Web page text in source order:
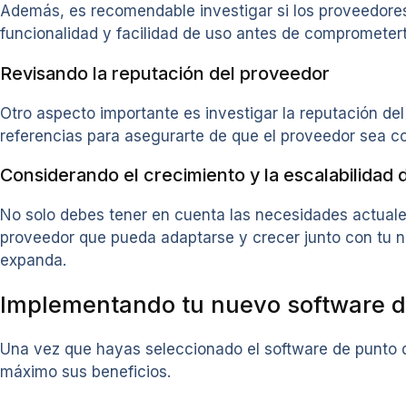
Además, es recomendable investigar si los
funcionalidad y facilidad de uso antes de
Revisando la reputación del proveedor
Otro aspecto importante es investigar la reputación
referencias para asegurarte de que el proveedor sea
Considerando el crecimiento y la escalabilidad
No solo debes tener en cuenta las necesidades
proveedor que pueda adaptarse y crecer junto con tu
expanda.
Implementando tu nuevo software
Una vez que hayas seleccionado el software de
máximo sus beneficios.